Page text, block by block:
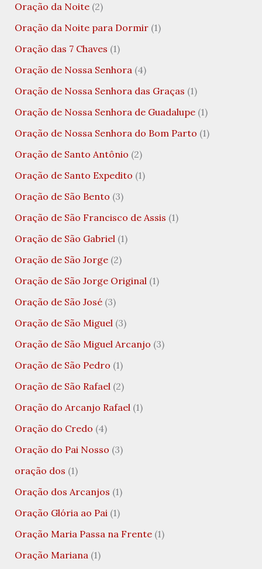
Oração da Noite(2)
Oração da Noite para Dormir(1)
Oração das 7 Chaves (1)
Oração de Nossa Senhora(4)
Oração de Nossa Senhora das Graças (1)
Oração de Nossa Senhora de Guadalupe(1)
Oração de Nossa Senhora do Bom Parto (1)
Oração de Santo Antônio (2)
Oração de Santo Expedito (1)
Oração de São Bento (3)
Oração de São Francisco de Assis (1)
Oração de São Gabriel(1)
Oração de São Jorge(2)
Oração de São Jorge Original(1)
Oração de São José(3)
Oração de São Miguel(3)
Oração de São Miguel Arcanjo (3)
Oração de São Pedro (1)
Oração de São Rafael(2)
Oração do Arcanjo Rafael(1)
Oração do Credo (4)
Oração do Pai Nosso (3)
oração dos (1)
Oração dos Arcanjos (1)
Oração Glória ao Pai(1)
Oração Maria Passa na Frente(1)
Oração Mariana(1)